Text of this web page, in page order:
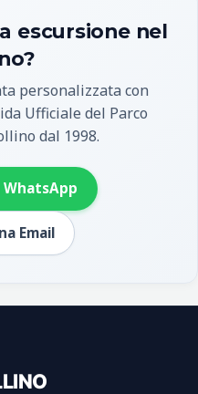
escursione nel
personalizzata con
Ufficiale del Parco
dal 1998.
Email